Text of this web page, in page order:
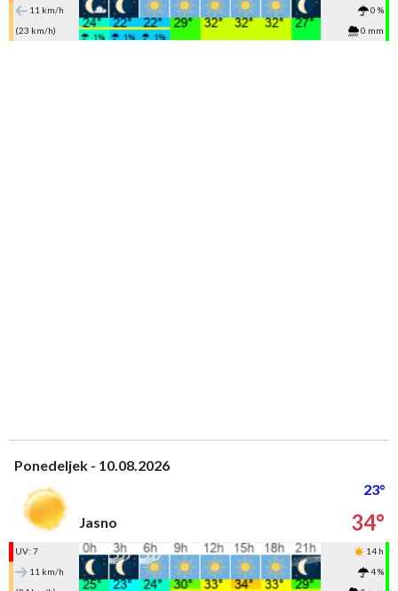
11 km/h
0 %
(23 km/h)
0 mm
Ponedeljek - 10.08.2026
23°
Jasno
34°
UV: 7
14 h
11 km/h
4 %